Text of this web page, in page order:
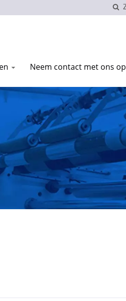
Neem contact met ons op